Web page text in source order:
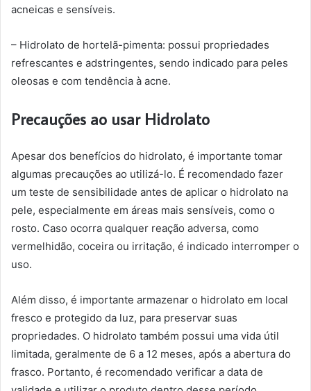
acneicas e sensíveis.
– Hidrolato de hortelã-pimenta: possui propriedades
refrescantes e adstringentes, sendo indicado para peles
oleosas e com tendência à acne.
Precauções ao usar Hidrolato
Apesar dos benefícios do hidrolato, é importante tomar
algumas precauções ao utilizá-lo. É recomendado fazer
um teste de sensibilidade antes de aplicar o hidrolato na
pele, especialmente em áreas mais sensíveis, como o
rosto. Caso ocorra qualquer reação adversa, como
vermelhidão, coceira ou irritação, é indicado interromper o
uso.
Além disso, é importante armazenar o hidrolato em local
fresco e protegido da luz, para preservar suas
propriedades. O hidrolato também possui uma vida útil
limitada, geralmente de 6 a 12 meses, após a abertura do
frasco. Portanto, é recomendado verificar a data de